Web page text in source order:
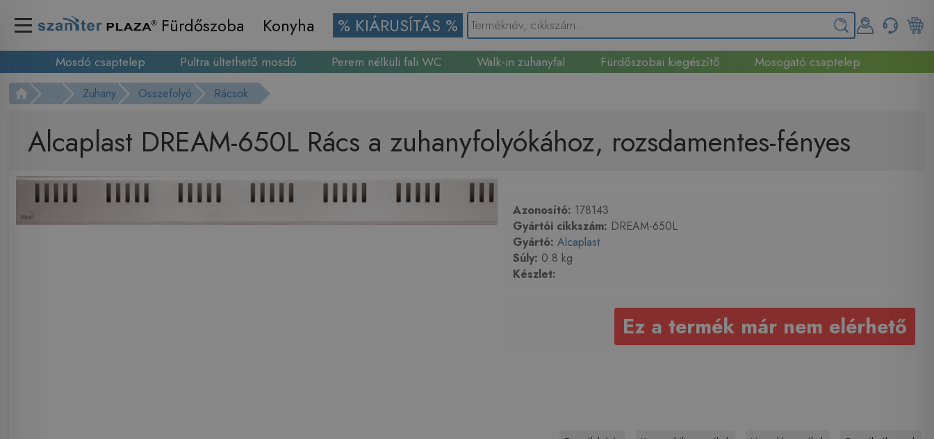
Fürdőszoba Konyha % KIÁRUSÍTÁS %
Mosdó csaptelep Pultra ültethető mosdó Perem nélküli fali WC Walk-in zuhanyfal Fürdőszobai kiegészítő
Mosogató csaptelep
... Zuhany Összefolyó Rácsok
Alcaplast DREAM-650L Rács a zuhanyfolyókához, rozsdamentes-fényes
Azonosító: 178143
Gyártói cikkszám: DREAM-650L
Gyártó: Alcaplast
Súly: 0.8 kg
Készlet:
Ez a termék már nem elérhető